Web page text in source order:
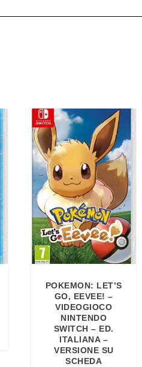
POKEMON: LET’S
GO, EEVEE! –
VIDEOGIOCO
NINTENDO
SWITCH – ED.
ITALIANA –
VERSIONE SU
SCHEDA